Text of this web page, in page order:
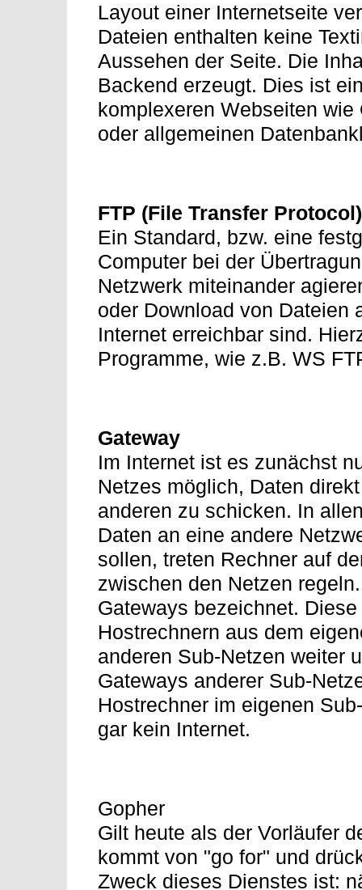
Layout einer Internetseite
Dateien enthalten keine
Aussehen der Seite. Die
Backend erzeugt. Dies ist
komplexeren Webseiten
oder allgemeinen
FTP (File Transfer
Ein Standard, bzw. eine
Computer bei der
Netzwerk miteinander
oder Download von Dateien
Internet erreichbar sind.
Programme, wie z.B. WS
Gateway
Im Internet ist es zunächst
Netzes möglich, Daten
anderen zu schicken. In
Daten an eine andere
sollen, treten Rechner auf
zwischen den Netzen
Gateways bezeichnet.
Hostrechnern aus dem
anderen Sub-Netzen weiter
Gateways anderer Sub-
Hostrechner im eigenen
gar kein Internet.
Gopher
Gilt heute als der Vorläufer
kommt von "go for" und
Zweck dieses Dienstes ist: